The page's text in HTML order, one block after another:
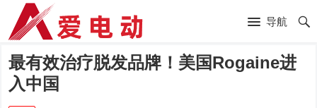
导航
最有效治疗脱发品牌！美国Rogaine进
入中国